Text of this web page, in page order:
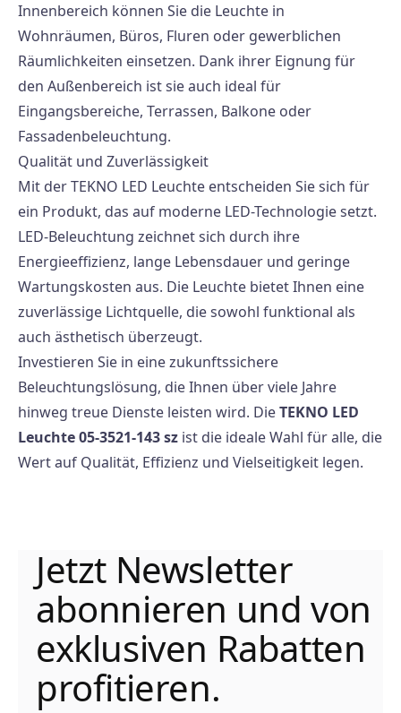
Innenbereich können Sie die Leuchte in
Wohnräumen, Büros, Fluren oder gewerblichen
Räumlichkeiten einsetzen. Dank ihrer Eignung für
den Außenbereich ist sie auch ideal für
Eingangsbereiche, Terrassen, Balkone oder
Fassadenbeleuchtung.
Qualität und Zuverlässigkeit
Mit der TEKNO LED Leuchte entscheiden Sie sich für
ein Produkt, das auf moderne LED-Technologie setzt.
LED-Beleuchtung zeichnet sich durch ihre
Energieeffizienz, lange Lebensdauer und geringe
Wartungskosten aus. Die Leuchte bietet Ihnen eine
zuverlässige Lichtquelle, die sowohl funktional als
auch ästhetisch überzeugt.
Investieren Sie in eine zukunftssichere
Beleuchtungslösung, die Ihnen über viele Jahre
hinweg treue Dienste leisten wird. DieTEKNO LED
Leuchte 05-3521-143 sz ist die ideale Wahl für alle, die
Wert auf Qualität, Effizienz und Vielseitigkeit legen.
Jetzt Newsletter
abonnieren und von
exklusiven Rabatten
profitieren.